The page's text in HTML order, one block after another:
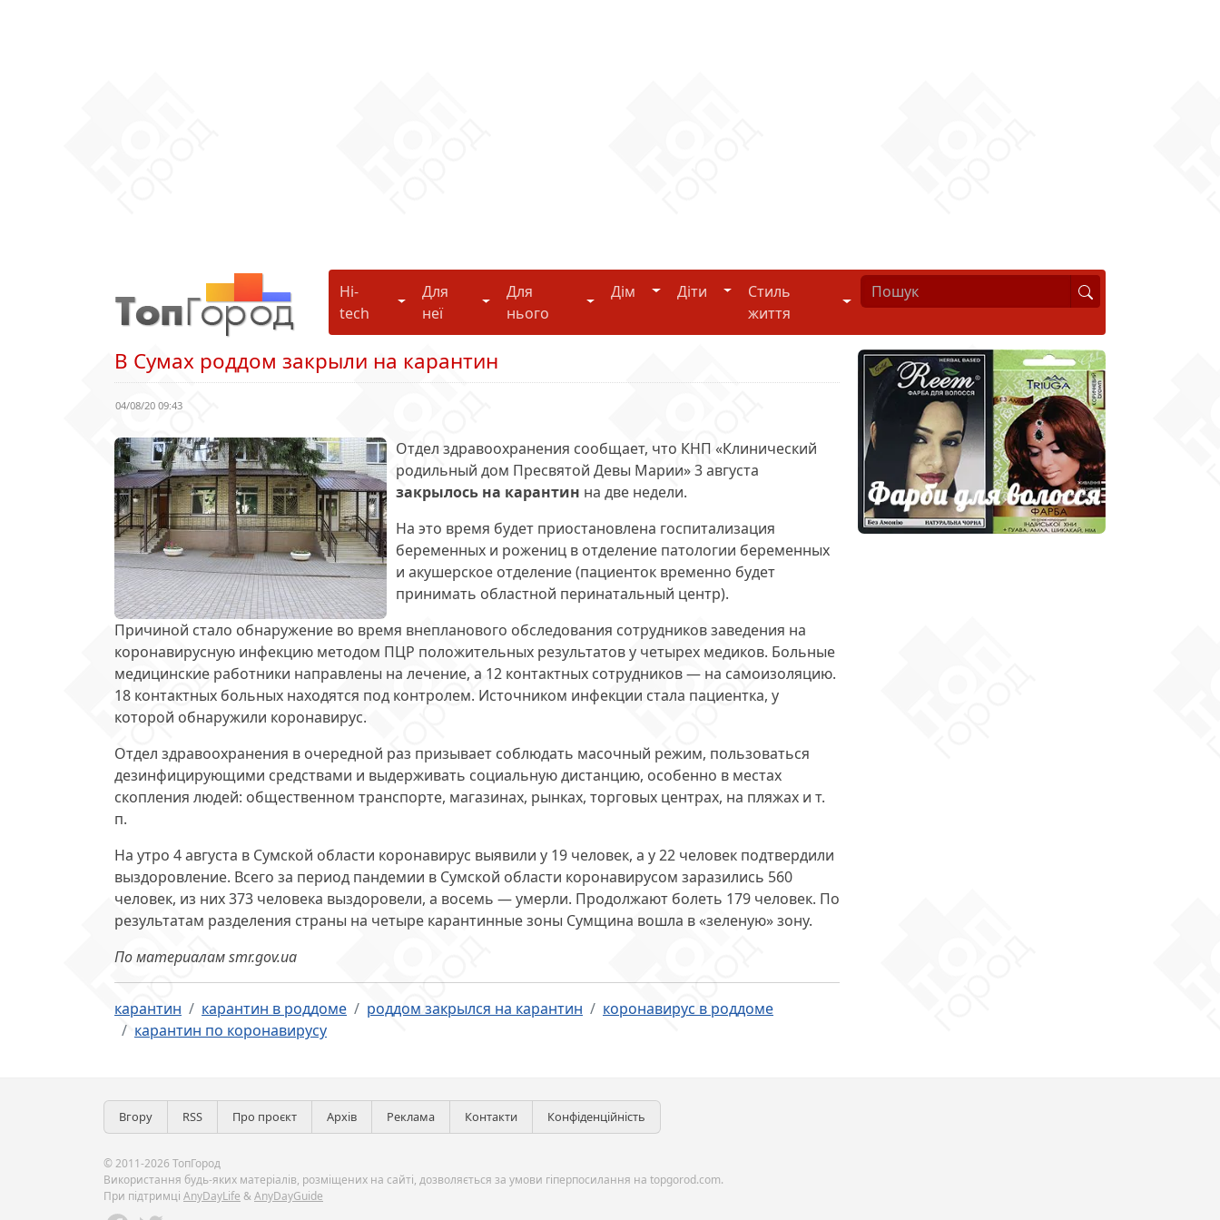
Hi-
tech
Hi-tech
Для
неї
Для неї
Для
нього
Для нього
Дім Дім Діти ДітиСтиль
життя
Стиль життя
В Сумах роддом закрыли на карантин
04/08/20 09:43
Отдел здравоохранения сообщает, что КНП «Клинический
родильный дом Пресвятой Девы Марии» 3 августа
закрылось на карантин на две недели.
На это время будет приостановлена госпитализация
беременных и рожениц в отделение патологии беременных
и акушерское отделение (пациенток временно будет
принимать областной перинатальный центр).
Причиной стало обнаружение во время внепланового обследования сотрудников заведения на
коронавирусную инфекцию методом ПЦР положительных результатов у четырех медиков. Больные
медицинские работники направлены на лечение, а 12 контактных сотрудников — на самоизоляцию.
18 контактных больных находятся под контролем. Источником инфекции стала пациентка, у
которой обнаружили коронавирус.
Отдел здравоохранения в очередной раз призывает соблюдать масочный режим, пользоваться
дезинфицирующими средствами и выдерживать социальную дистанцию, особенно в местах
скопления людей: общественном транспорте, магазинах, рынках, торговых центрах, на пляжах и т.
п.
На утро 4 августа в Сумской области коронавирус выявили у 19 человек, а у 22 человек подтвердили
выздоровление. Всего за период пандемии в Сумской области коронавирусом заразились 560
человек, из них 373 человека выздоровели, а восемь — умерли. Продолжают болеть 179 человек. По
результатам разделения страны на четыре карантинные зоны Сумщина вошла в «зеленую» зону.
По материалам smr.gov.ua
карантин карантин в роддоме роддом закрылся на карантин
коронавирус в роддоме
карантин по коронавирусу
Вгору RSS Про проєкт Архів Реклама Контакти Конфіденційність
© 2011-2026 ТопГород
Використання будь-яких матеріалів, розміщених на сайті, дозволяється за умови гіперпосилання на topgorod.com.
При підтримці AnyDayLife &AnyDayGuide